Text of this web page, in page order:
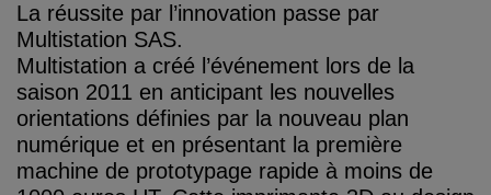
La réussite par l’innovation passe par
Multistation SAS.
Multistation a créé l’événement lors de la
saison 2011 en anticipant les nouvelles
orientations définies par la nouveau plan
numérique et en présentant la première
machine de prototypage rapide à moins de